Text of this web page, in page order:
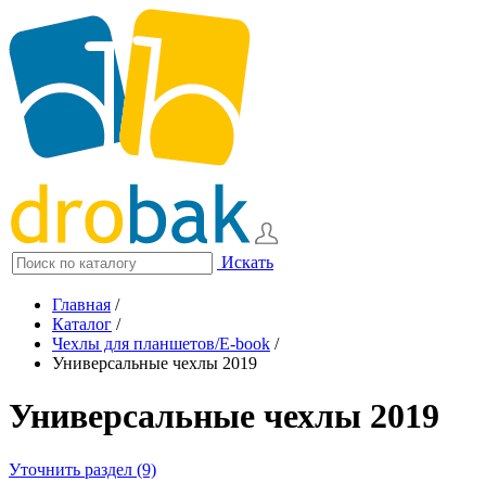
Искать
Главная /
Каталог /
Чехлы для планшетов/E-book /
Универсальные чехлы 2019
Универсальные чехлы 2019
Уточнить раздел (9)